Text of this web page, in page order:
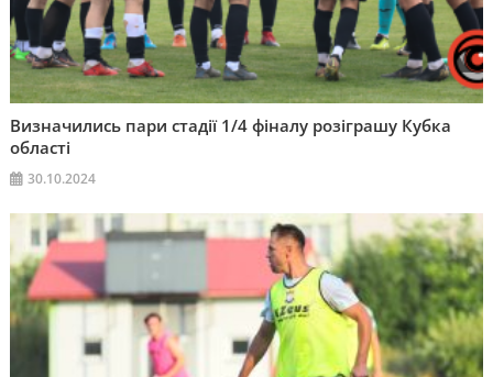
Визначились пари стадії 1/4 фіналу розіграшу Кубка
області
30.10.2024